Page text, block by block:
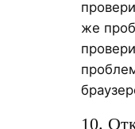
же
10.